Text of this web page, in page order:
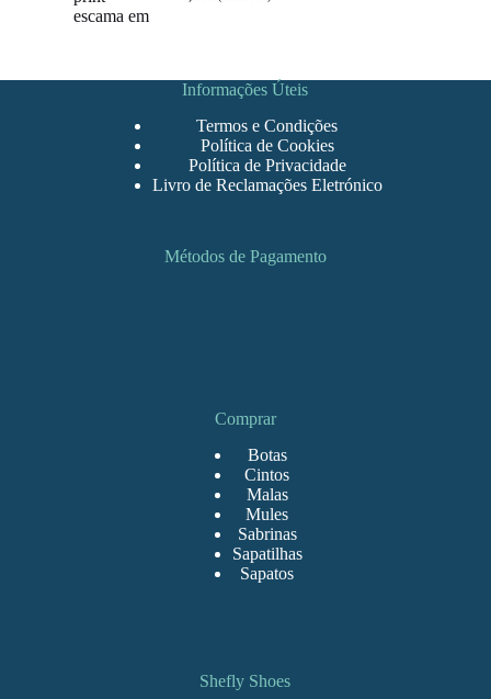
Informações Úteis
Termos e Condições
Política de Cookies
Política de Privacidade
Livro de Reclamações Eletrónico
Métodos de Pagamento
Comprar
Botas
Cintos
Malas
Mules
Sabrinas
Sapatilhas
Sapatos
Shefly Shoes